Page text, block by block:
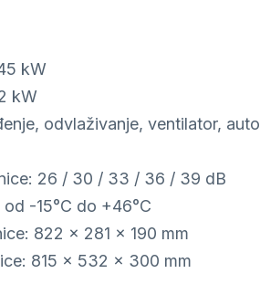
kW
kW
odvlaživanje, ventilator, auto
26 / 30 / 33 / 36 / 39 dB
-15°C do +46°C
822 × 281 × 190 mm
815 × 532 × 300 mm